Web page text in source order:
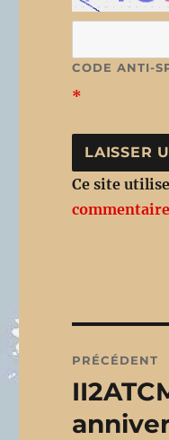
CODE ANTI-
*
Ce site
de
l’article
PRÉCÉDENT
Publication
précédente :